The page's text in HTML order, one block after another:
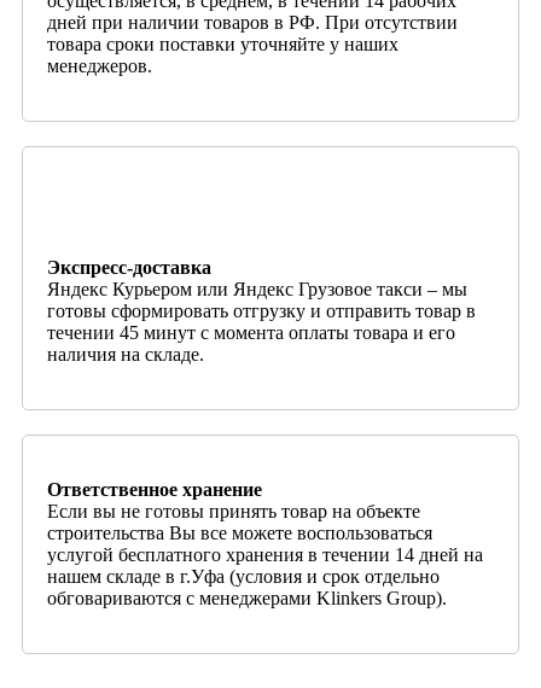
дней при наличии товаров в РФ. При отсутствии
товара сроки поставки уточняйте у наших
менеджеров.
Экспресс-доставка
Яндекс Курьером или Яндекс Грузовое такси – мы
готовы сформировать отгрузку и отправить товар в
течении 45 минут с момента оплаты товара и его
наличия на складе.
Ответственное хранение
Если вы не готовы принять товар на объекте
строительства Вы все можете воспользоваться
услугой бесплатного хранения в течении 14 дней на
нашем складе в г.Уфа (условия и срок отдельно
обговариваются с менеджерами Klinkers Group).